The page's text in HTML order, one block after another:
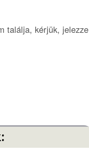
találja, kérjük, jelezze